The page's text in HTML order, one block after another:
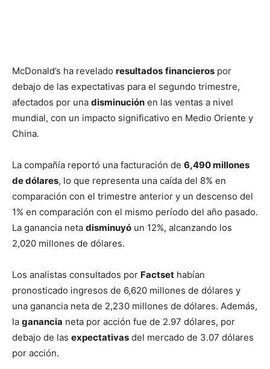
McDonald’s ha revelado resultados financieros por
debajo de las expectativas para el segundo trimestre,
afectados por una disminución en las ventas a nivel
mundial, con un impacto significativo en Medio Oriente y
China.
La compañía reportó una facturación de 6,490 millones
de dólares, lo que representa una caída del 8% en
comparación con el trimestre anterior y un descenso del
1% en comparación con el mismo período del año pasado.
La ganancia neta disminuyó un 12%, alcanzando los
2,020 millones de dólares.
Los analistas consultados por Factset habían
pronosticado ingresos de 6,620 millones de dólares y
una ganancia neta de 2,230 millones de dólares. Además,
la ganancia neta por acción fue de 2.97 dólares, por
debajo de las expectativas del mercado de 3.07 dólares
por acción.